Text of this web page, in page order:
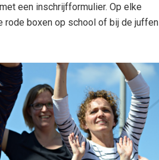
een inschrijfformulier. Op elke
rode boxen op school of bij de juffen